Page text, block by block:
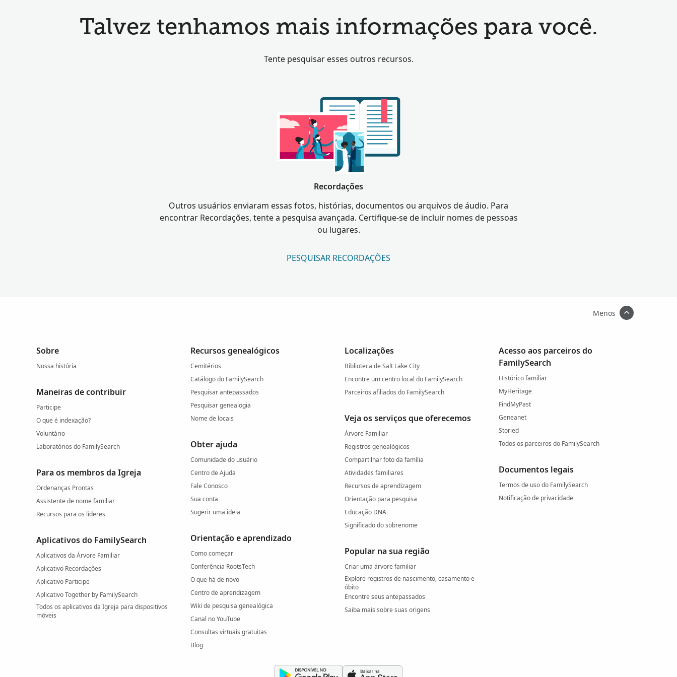
Talvez tenhamos mais informações para você.
Tente pesquisar esses outros recursos.
Recordações
Outros usuários enviaram essas fotos, histórias, documentos ou arquivos de áudio. Para
encontrar Recordações, tente a pesquisa avançada. Certifique-se de incluir nomes de pessoas
ou lugares.
PESQUISAR RECORDAÇÕES
Menos
Sobre
Nossa história
Maneiras de contribuir
Participe
O que é indexação?
Voluntário
Laboratórios do FamilySearch
Para os membros da Igreja
Ordenanças Prontas
Assistente de nome familiar
Recursos para os líderes
Aplicativos do FamilySearch
Aplicativos da Árvore Familiar
Aplicativo Recordações
Aplicativo Participe
Aplicativo Together by FamilySearch
Todos os aplicativos da Igreja para dispositivos
móveis
Recursos genealógicos
Cemitérios
Catálogo do FamilySearch
Pesquisar antepassados
Pesquisar genealogia
Nome de locais
Obter ajuda
Comunidade do usuário
Centro de Ajuda
Fale Conosco
Sua conta
Sugerir uma ideia
Orientação e aprendizado
Como começar
Conferência RootsTech
O que há de novo
Centro de aprendizagem
Wiki de pesquisa genealógica
Canal no YouTube
Consultas virtuais gratuitas
Blog
Localizações
Biblioteca de Salt Lake City
Encontre um centro local do FamilySearch
Parceiros afiliados do FamilySearch
Veja os serviços que oferecemos
Árvore Familiar
Registros genealógicos
Compartilhar foto da família
Atividades familiares
Recursos de aprendizagem
Orientação para pesquisa
Educação DNA
Significado do sobrenome
Popular na sua região
Criar uma árvore familiar
Explore registros de nascimento, casamento e
óbito
Encontre seus antepassados
Saiba mais sobre suas origens
Acesso aos parceiros do
FamilySearch
Histórico familiar
MyHeritage
FindMyPast
Geneanet
Storied
Todos os parceiros do FamilySearch
Documentos legais
Termos de uso do FamilySearch
Notificação de privacidade